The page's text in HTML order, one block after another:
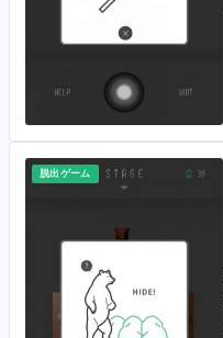
脱出ゲーム